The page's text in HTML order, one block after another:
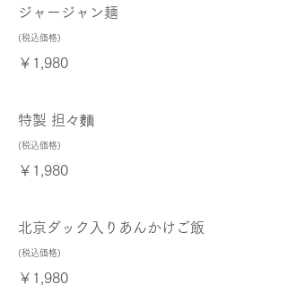
ジャージャン麺
(税込価格)
￥1,980
特製 担々麵
(税込価格)
￥1,980
北京ダック入りあんかけご飯
(税込価格)
￥1,980